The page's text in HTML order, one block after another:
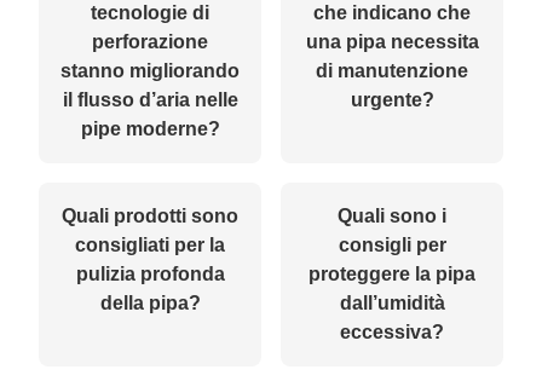
tecnologie di
perforazione
stanno migliorando
il flusso d’aria nelle
pipe moderne?
che indicano che
una pipa necessita
di manutenzione
urgente?
Quali prodotti sono
consigliati per la
pulizia profonda
della pipa?
Quali sono i
consigli per
proteggere la pipa
dall’umidità
eccessiva?